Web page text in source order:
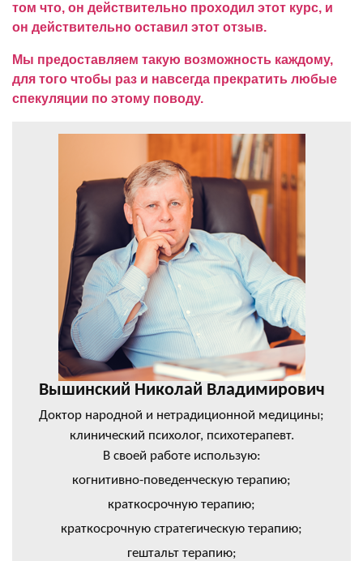
том что, он действительно проходил этот курс, и
он действительно оставил этот отзыв.
Мы предоставляем такую возможность каждому,
для того чтобы раз и навсегда прекратить любые
спекуляции по этому поводу.
Вышинский Николай Владимирович
Доктор народной и нетрадиционной медицины;
клинический психолог, психотерапевт.
В своей работе использую:
когнитивно-поведенческую терапию;
краткосрочную терапию;
краткосрочную стратегическую терапию;
гештальт терапию;